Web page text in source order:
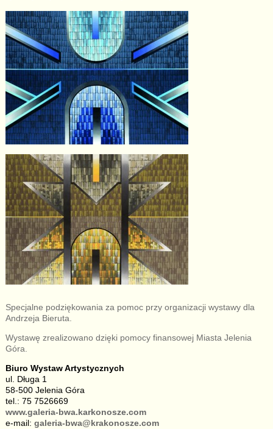
Specjalne podziękowania za pomoc przy organizacji wystawy dla
Andrzeja Bieruta.
Wystawę zrealizowano dzięki pomocy finansowej Miasta Jelenia
Góra.
Biuro Wystaw Artystycznych
ul. Długa 1
58-500 Jelenia Góra
tel.: 75 7526669
www.galeria-bwa.karkonosze.com
e-mail: galeria-bwa@krakonosze.com